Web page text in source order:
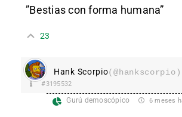
”Bestias con forma humana”
23
Hank Scorpio(@hankscorpio)
#3195532
Gurú demoscópico 6 meses